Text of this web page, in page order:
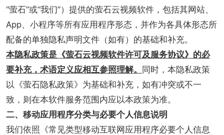
“萤石”或“我们”）提供的萤石云视频软件，包括其网站、
App、小程序等所有应用程序形态，并作为各具体形态所
配备的单独隐私声明文件（如有）的基础和补充。
本隐私政策是《萤石云视频软件许可及服务协议》的必
要补充，术语定义应相互参照理解。 同时，本隐私政策
以《萤石隐私政策》为基础和补充，如有冲突或不一
致，则在本软件服务范围内应以本政策为准。
二、移动应用程序分类与必要个人信息说明
我们依照《常见类型移动互联网应用程序必要个人信息